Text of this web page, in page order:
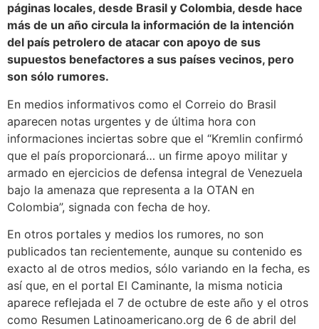
páginas locales, desde Brasil y Colombia, desde hace
más de un año circula la información de la intención
del país petrolero de atacar con apoyo de sus
supuestos benefactores a sus países vecinos, pero
son sólo rumores.
En medios informativos como el Correio do Brasil
aparecen notas urgentes y de última hora con
informaciones inciertas sobre que el “Kremlin confirmó
que el país proporcionará… un firme apoyo militar y
armado en ejercicios de defensa integral de Venezuela
bajo la amenaza que representa a la OTAN en
Colombia”, signada con fecha de hoy.
En otros portales y medios los rumores, no son
publicados tan recientemente, aunque su contenido es
exacto al de otros medios, sólo variando en la fecha, es
así que, en el portal El Caminante, la misma noticia
aparece reflejada el 7 de octubre de este año y el otros
como Resumen Latinoamericano.org de 6 de abril del